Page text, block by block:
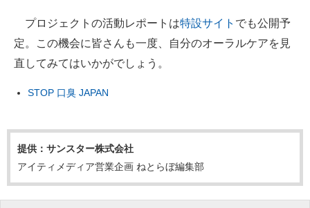
プロジェクトの活動レポートは特設サイト でも公開予
定。この機会に皆さんも一度、自分のオーラルケアを見
直してみてはいかがでしょう。
STOP 口臭 JAPAN
提供：サンスター株式会社
アイティメディア営業企画 ねとらぼ編集部